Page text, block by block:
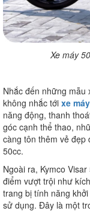
Xe máy
Nhắc đến những mẫu
không nhắc tới xe
năng động, thanh
góc cạnh thể thao,
càng tôn thêm vẻ đẹp
50cc.
Ngoài ra, Kymco
điểm vượt trội như
trang bị tính năng
sử dụng. Đây là một